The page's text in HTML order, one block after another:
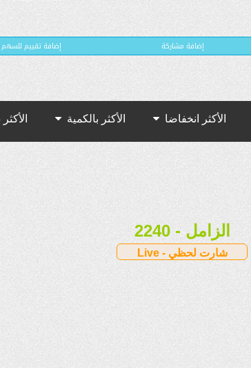
( إضافة تقييم إضافة مشاركة
2240 - الزامل
Live - شارت لحظي